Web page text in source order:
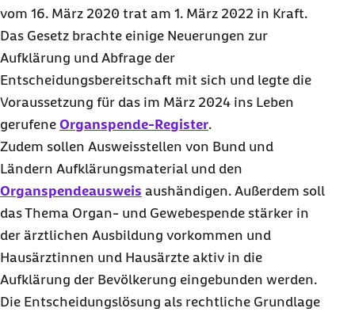
vom 16. März 2020 trat am 1. März 2022 in Kraft.
Das Gesetz brachte einige Neuerungen zur
Aufklärung und Abfrage der
Entscheidungsbereitschaft mit sich und legte die
Voraussetzung für das im März 2024 ins Leben
gerufene Organspende-Register.
Zudem sollen Ausweisstellen von Bund und
Ländern Aufklärungsmaterial und den
Organspendeausweis aushändigen. Außerdem soll
das Thema Organ- und Gewebespende stärker in
der ärztlichen Ausbildung vorkommen und
Hausärztinnen und Hausärzte aktiv in die
Aufklärung der Bevölkerung eingebunden werden.
Die Entscheidungslösung als rechtliche Grundlage